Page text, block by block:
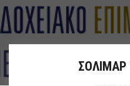
ΣΟΛΙΜΑΡ